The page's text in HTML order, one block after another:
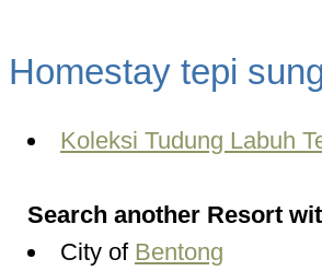
Homestay tepi
Koleksi Tudung Labuh
Search another Resort
City of Bentong